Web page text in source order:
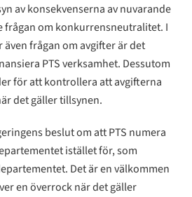
av konsekvenserna av nuvarande
frågan om konkurrensneutralitet. I
även frågan om avgifter är det
PTS verksamhet. Dessutom
för att kontrollera att avgifterna
det gäller tillsynen.
beslut om att PTS numera
istället för, som
Det är en välkommen
en överrock när det gäller